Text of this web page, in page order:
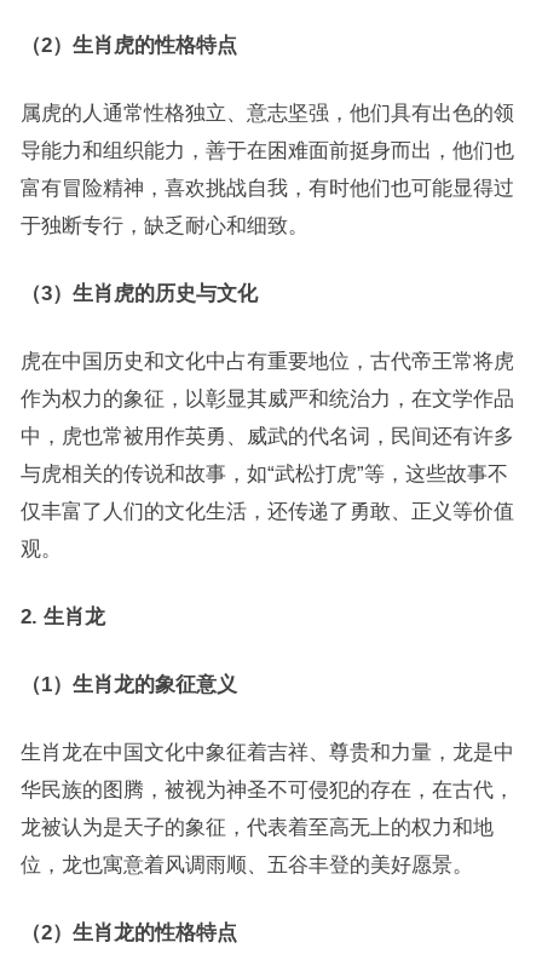
（2）生肖虎的性格特点
属虎的人通常性格独立、意志坚强，他们具有出色的领
导能力和组织能力，善于在困难面前挺身而出，他们也
富有冒险精神，喜欢挑战自我，有时他们也可能显得过
于独断专行，缺乏耐心和细致。
（3）生肖虎的历史与文化
虎在中国历史和文化中占有重要地位，古代帝王常将虎
作为权力的象征，以彰显其威严和统治力，在文学作品
中，虎也常被用作英勇、威武的代名词，民间还有许多
与虎相关的传说和故事，如“武松打虎”等，这些故事不
仅丰富了人们的文化生活，还传递了勇敢、正义等价值
观。
2. 生肖龙
（1）生肖龙的象征意义
生肖龙在中国文化中象征着吉祥、尊贵和力量，龙是中
华民族的图腾，被视为神圣不可侵犯的存在，在古代，
龙被认为是天子的象征，代表着至高无上的权力和地
位，龙也寓意着风调雨顺、五谷丰登的美好愿景。
（2）生肖龙的性格特点